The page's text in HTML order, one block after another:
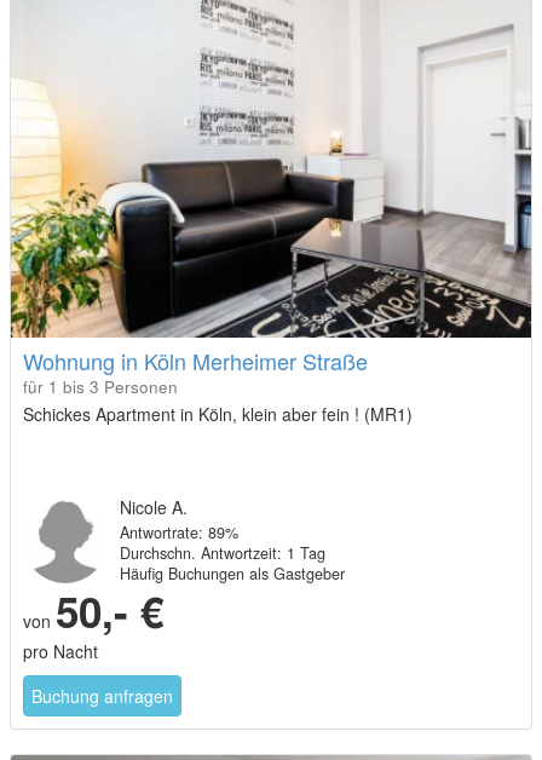
Wohnung in Köln Merheimer Straße
für 1 bis 3 Personen
Schickes Apartment in Köln, klein aber fein ! (MR1)
Nicole A.
Antwortrate: 89%
Durchschn. Antwortzeit: 1 Tag
Häufig Buchungen als Gastgeber
von 50,- €
pro Nacht
Buchung anfragen